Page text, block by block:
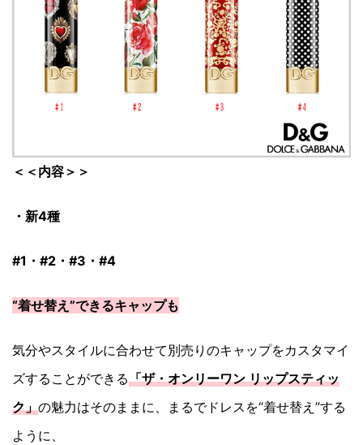
＜＜内容＞＞
・新4種
#1・#2・#3・#4
“着せ替え”できるキャップも
気分やスタイルに合わせて別売りのキャップをカスタマイ
ズすることができる「ザ・オンリーワン リップスティッ
ク」の魅力はそのままに、まるでドレスを“着せ替え”する
ように、